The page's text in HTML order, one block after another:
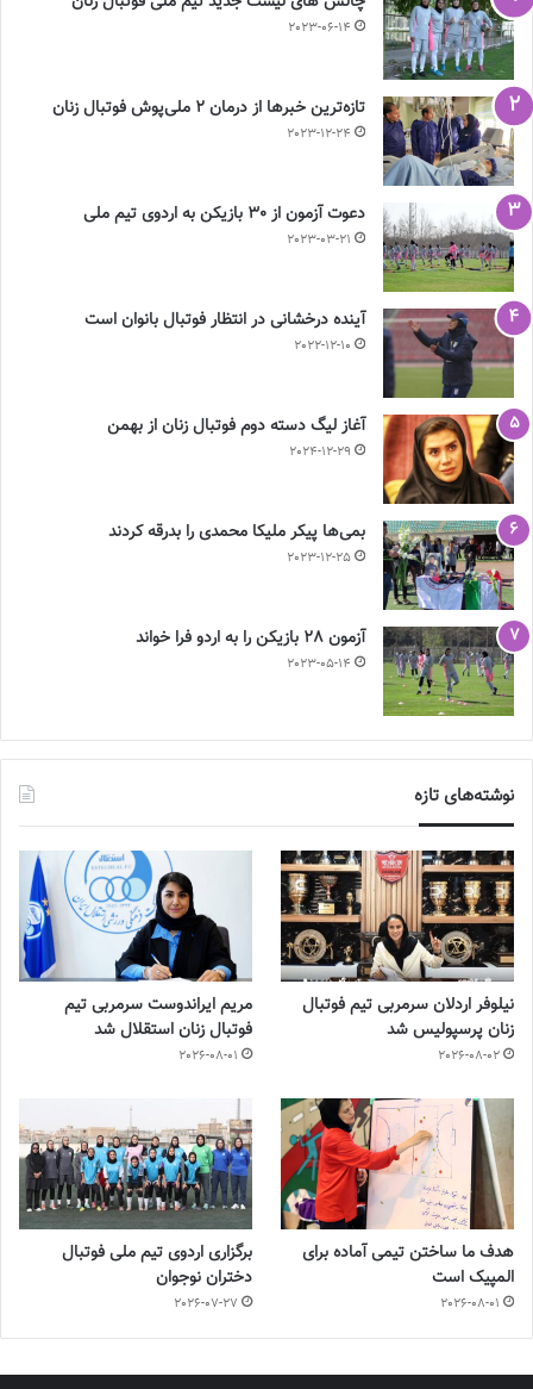
2023-06-14
تازه‌ترین خبرها از درمان ۲ ملی‌پوش فوتبال زنان
2023-12-24
دعوت آزمون از 30 بازیکن به اردوی تیم ملی
2023-03-21
آینده درخشانی در انتظار فوتبال بانوان است
2022-12-10
آغاز لیگ دسته دوم فوتبال زنان از بهمن
2024-12-29
بمی‌ها پیکر ملیکا محمدی را بدرقه کردند
2023-12-25
آزمون 28 بازیکن را به اردو فرا خواند
2023-05-14
نوشته‌های تازه
نیلوفر اردلان سرمربی تیم فوتبال
زنان پرسپولیس شد
2026-08-02
مریم ایراندوست سرمربی تیم
فوتبال زنان استقلال شد
2026-08-01
هدف ما ساختن تیمی آماده برای
المپیک است
2026-08-01
برگزاری اردوی تیم ملی فوتبال
دختران نوجوان
2026-07-27